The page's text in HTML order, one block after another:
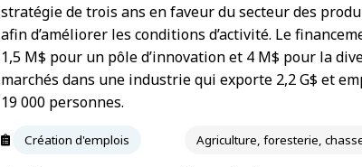
stratégie de trois ans en faveur du secteur des
afin d’améliorer les conditions d’activité. Le
1,5 M$ pour un pôle d’innovation et 4 M$ pour la
marchés dans une industrie qui exporte 2,2 G$ et
19 000 personnes.
Création d'emplois Agriculture, foresterie,